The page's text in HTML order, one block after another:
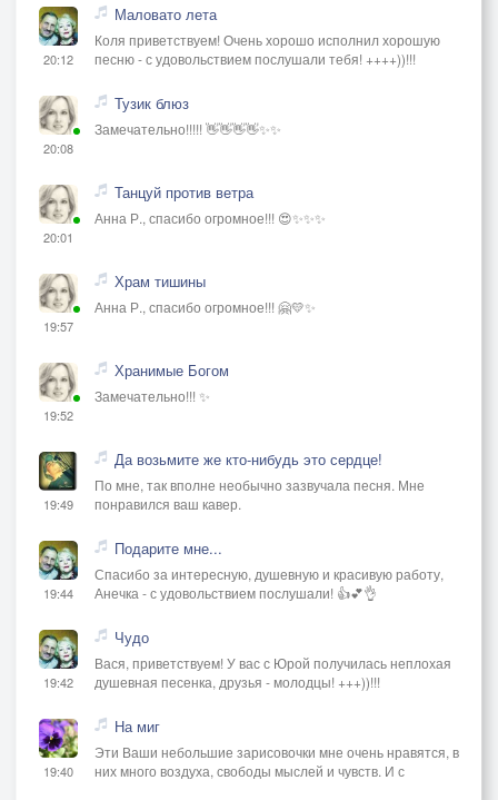
Гуляет ветер в голове.
Он веселится, озорует.
Налью-ка я, ещё, сто грамм.
Боюсь, что менингит надует.
Об уваженье рассужденья.
И женских глаз, прекрасный взгляд.
Воспоминаний кутерьма.
И в ванну бриться и купаться.
Мне б только вечера дождаться.
20:12
Маловато лета
Коля приветствуем! Очень хорошо исполнил хорошую
песню - с удовольствием послушали тебя! ++++))!!!
20:08
Тузик блюз
Замечательно!!!!! 👋👋👋👋✨✨
20:01
Танцуй против ветра
Анна Р., спасибо огромное!!! 😍✨✨✨
19:57
Храм тишины
Анна Р., спасибо огромное!!! 🤗💛✨
19:52
Хранимые Богом
Замечательно!!! ✨
19:49
Да возьмите же кто-нибудь это сердце!
По мне, так вполне необычно зазвучала песня. Мне
понравился ваш кавер.
19:44
Подарите мне...
Спасибо за интересную, душевную и красивую работу,
Анечка - с удовольствием послушали! 👍💕👌
19:42
Чудо
Вася, приветствуем! У вас с Юрой получилась неплохая
душевная песенка, друзья - молодцы! +++))!!!
19:40
На миг
Эти Ваши небольшие зарисовочки мне очень нравятся, в
них много воздуха, свободы мыслей и чувств. И с